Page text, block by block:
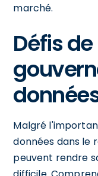
marché.
Défis
Malgré
données dans le
peuvent rendre